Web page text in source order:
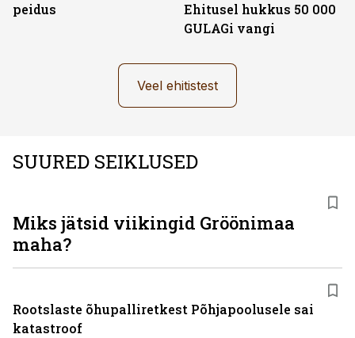
peidus
Ehitusel hukkus 50 000
GULAGi vangi
Veel ehitistest
SUURED SEIKLUSED
Miks jätsid viikingid Gröönimaa
maha?
Rootslaste õhupalliretkest Põhjapoolusele sai
katastroof